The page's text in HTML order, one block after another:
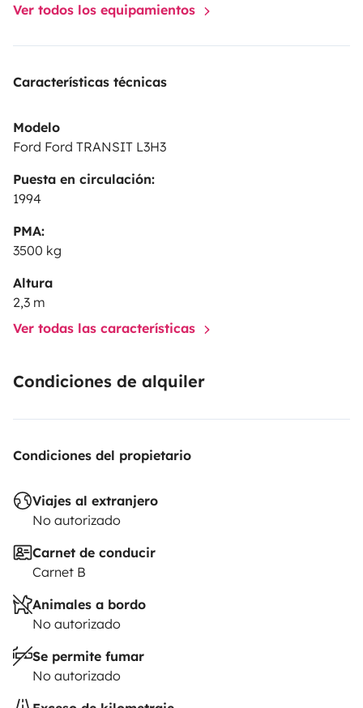
Ver todos los equipamientos
Características técnicas
Modelo
Ford Ford TRANSIT L3H3
Puesta en circulación:
1994
PMA:
3500 kg
Altura
2,3 m
Ver todas las características
Condiciones de alquiler
Condiciones del propietario
Viajes al extranjero
No autorizado
Carnet de conducir
Carnet B
Animales a bordo
No autorizado
Se permite fumar
No autorizado